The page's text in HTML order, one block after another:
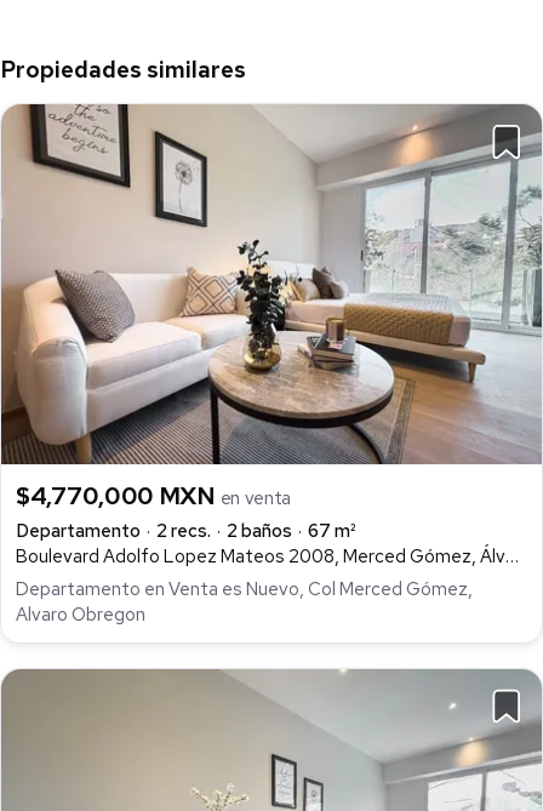
Propiedades similares
$4,770,000 MXN en venta
Departamento
2 recs. 2 baños
67 m²
Boulevard Adolfo Lopez Mateos 2008, Merced Gómez, Álvaro Obregón
Departamento en Venta es Nuevo, Col Merced Gómez,
Alvaro Obregon